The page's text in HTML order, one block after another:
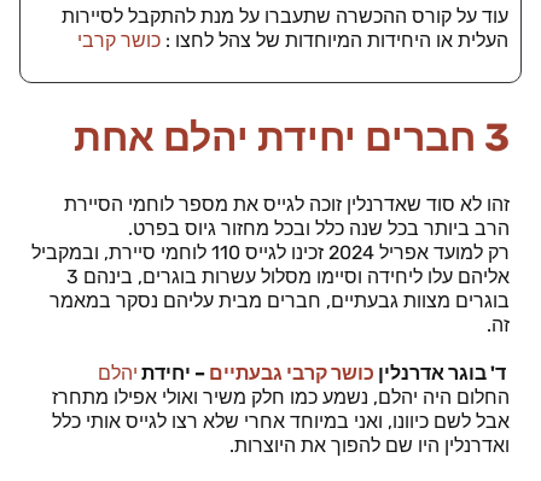
עוד על קורס ההכשרה שתעברו על מנת להתקבל לסיירות
העלית או היחידות המיוחדות של צהל לחצו : כושר קרבי
3 חברים יחידת יהלם אחת
זהו לא סוד שאדרנלין זוכה לגייס את מספר לוחמי הסיירת
הרב ביותר בכל שנה כלל ובכל מחזור גיוס בפרט.
רק למועד אפריל 2024 זכינו לגייס 110 לוחמי סיירת, ובמקביל
אליהם עלו ליחידה וסיימו מסלול עשרות בוגרים, בינהם 3
בוגרים מצוות גבעתיים, חברים מבית עליהם נסקר במאמר
זה.
ד' בוגר אדרנלין כושר קרבי גבעתיים – יחידת יהלם
החלום היה יהלם, נשמע כמו חלק משיר ואולי אפילו מתחרז
אבל לשם כיוונו, ואני במיוחד אחרי שלא רצו לגייס אותי כלל
ואדרנלין היו שם להפוך את היוצרות.